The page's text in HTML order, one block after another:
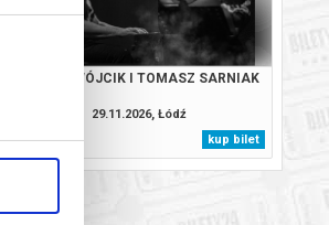
PAWEŁ WÓJCIK I TOMASZ SARNIAK
29.11.2026, Łódź
kup bilet